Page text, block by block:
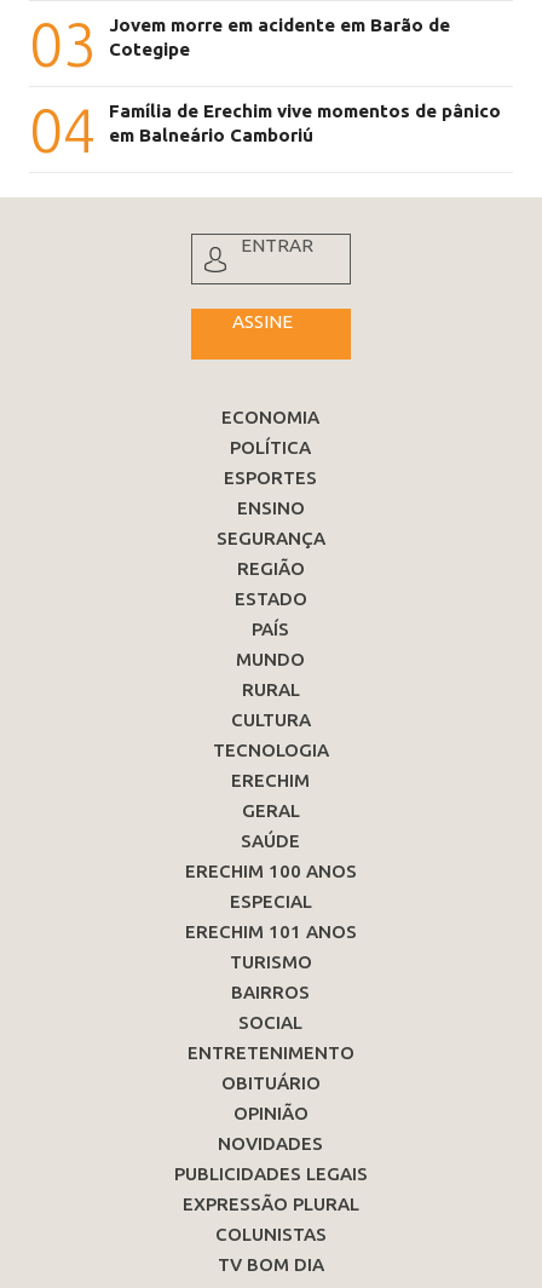
03
Jovem morre em acidente em Barão de
Cotegipe
04
Família de Erechim vive momentos de pânico
em Balneário Camboriú
ENTRAR
ASSINE
ECONOMIA
POLÍTICA
ESPORTES
ENSINO
SEGURANÇA
REGIÃO
ESTADO
PAÍS
MUNDO
RURAL
CULTURA
TECNOLOGIA
ERECHIM
GERAL
SAÚDE
ERECHIM 100 ANOS
ESPECIAL
ERECHIM 101 ANOS
TURISMO
BAIRROS
SOCIAL
ENTRETENIMENTO
OBITUÁRIO
OPINIÃO
NOVIDADES
PUBLICIDADES LEGAIS
EXPRESSÃO PLURAL
COLUNISTAS
TV BOM DIA